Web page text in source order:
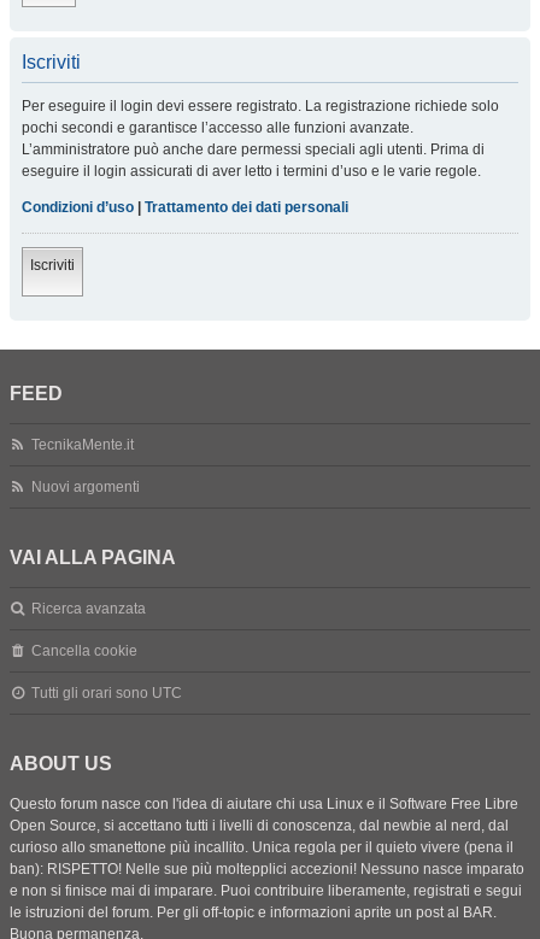
Iscriviti
Per eseguire il login devi essere registrato. La registrazione richiede solo
pochi secondi e garantisce l’accesso alle funzioni avanzate.
L’amministratore può anche dare permessi speciali agli utenti. Prima di
eseguire il login assicurati di aver letto i termini d’uso e le varie regole.
Condizioni d’uso Trattamento dei dati personali
Iscriviti
FEED
TecnikaMente.it
Nuovi argomenti
VAI ALLA PAGINA
Ricerca avanzata
Cancella cookie
Tutti gli orari sono UTC
ABOUT US
Questo forum nasce con l'idea di aiutare chi usa Linux e il Software Free Libre
Open Source, si accettano tutti i livelli di conoscenza, dal newbie al nerd, dal
curioso allo smanettone più incallito. Unica regola per il quieto vivere (pena il
ban): RISPETTO! Nelle sue più moltepplici accezioni! Nessuno nasce imparato
e non si finisce mai di imparare. Puoi contribuire liberamente, registrati e segui
le istruzioni del forum. Per gli off-topic e informazioni aprite un post al BAR.
Buona permanenza.